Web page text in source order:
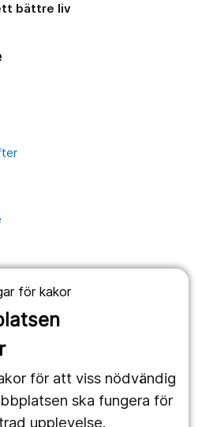
för kakor
för att viss nödvändig
ska fungera för
upplevelse.
bättre liv